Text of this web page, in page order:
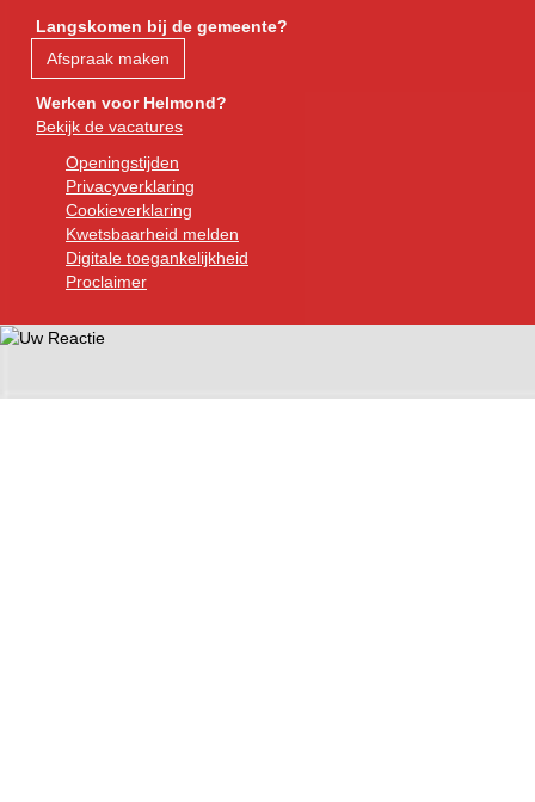
Langskomen bij de gemeente?
Afspraak maken
Werken voor Helmond?
Bekijk de vacatures
Openingstijden
Privacyverklaring
Cookieverklaring
Kwetsbaarheid melden
Digitale toegankelijkheid
Proclaimer